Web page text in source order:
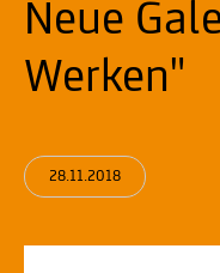
Neue
Werken"
28.11.2018